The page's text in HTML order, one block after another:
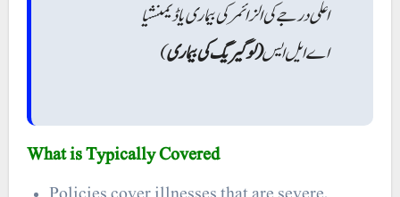
اعلی درجے کی الزائمر کی بیماری یا ڈیمنشیا
اےایل ایس(لو گیریگ کی بیماری)
What is Typically Covered